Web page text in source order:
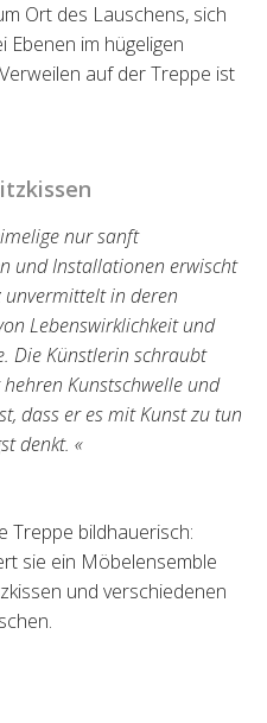
Ort des Lauschens, sich
im hügeligen
auf der Treppe ist
nur sanft
und Installationen erwischt
in deren
Lebenswirklichkeit und
Die Künstlerin schraubt
Kunstschwelle und
dass er es mit Kunst zu tun
denkt. «
Treppe bildhauerisch:
sie ein Möbelensemble
und verschiedenen